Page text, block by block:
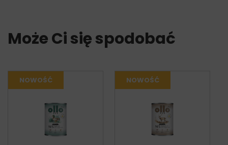
Może Ci się spodobać